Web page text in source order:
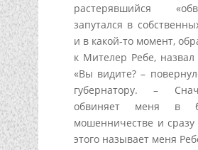
растерявшийся
запутался в
и в какой-то момент,
к Мителер Ребе, назвал
«Вы видите? –
губернатору. –
обвиняет меня в
мошенничестве и
этого называет меня